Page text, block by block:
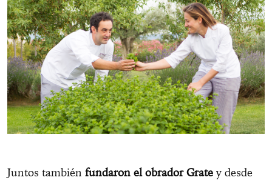
Juntos también fundaron el obrador Grate y desde